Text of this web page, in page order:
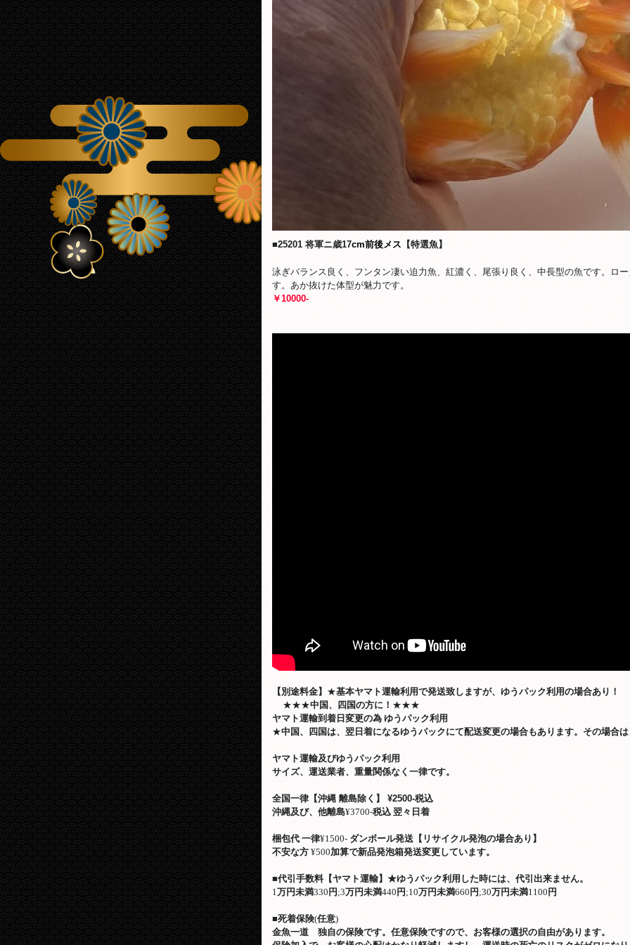
■25201 将軍ニ歳17cm前後メス 【特選魚】
泳ぎバランス良く、フンタン凄い迫力魚、紅濃く、尾張り良く、中長型の魚です。ロ
す。あか抜けた体型が魅力です。
￥10000-
【別途料金】 ★基本ヤマト運輸利用で発送致しますが、ゆうパック利用の場合あり！
★★★中国、四国の方に！ ★★★
ヤマト運輸到着日変更の為 ゆうパック利用
★中国、四国は、翌日着になるゆうパックにて配送変更の場合もあります。その場合
ヤマト運輸及びゆうパック利用
サイズ、運送業者、重量関係なく一律です。
全国一律【沖縄 離島除く】
¥2500-税込
沖縄及び、他離島¥3700-税込 翌々日着
梱包代 一律¥1500- ダンボール発送【リサイクル発泡の場合あり】
不安な方 ¥500加算で新品発泡箱発送変更しています。
■代引手数料【ヤマト運輸】 ★ゆうパック利用した時には、代引出来ません。
1万円未満330 円 ;3万円未満440 円 ;10万円未満660 円 ;30万円未満1100 円
■死着保険(任意)
金魚一道 独自の保険です。任意保険ですので、お客様の選択の自由があります。